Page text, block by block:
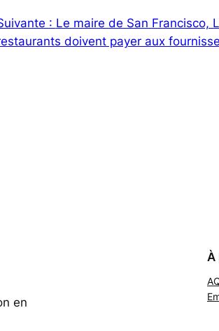
: Le maire de San Francisco,
doivent payer aux
en
À